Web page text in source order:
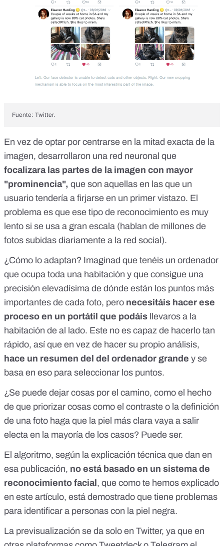
Fuente: Twitter.
En vez de optar por centrarse en la mitad exacta de la
imagen, desarrollaron una red neuronal que
focalizara las partes de la imagen con mayor
"prominencia", que son aquellas en las que un
usuario tendería a firjarse en un primer vistazo. El
problema es que ese tipo de reconocimiento es muy
lento si se usa a gran escala (hablan de millones de
fotos subidas diariamente a la red social).
¿Cómo lo adaptan? Imaginad que tenéis un ordenador
que ocupa toda una habitación y que consigue una
precisión elevadísima de dónde están los puntos más
importantes de cada foto, pero necesitáis hacer ese
proceso en un portátil que podáis llevaros a la
habitación de al lado. Este no es capaz de hacerlo tan
rápido, así que en vez de hacer su propio análisis,
hace un resumen del del ordenador grande y se
basa en eso para seleccionar los puntos.
¿Se puede dejar cosas por el camino, como el hecho
de que priorizar cosas como el contraste o la definición
de una foto haga que la piel más clara vaya a salir
electa en la mayoría de los casos? Puede ser.
El algoritmo, según la explicación técnica que dan en
esa publicación, no está basado en un sistema de
reconocimiento facial , que como te hemos explicado
en este artículo, está demostrado que tiene problemas
para identificar a personas con la piel negra.
La previsualización se da solo en Twitter, ya que en